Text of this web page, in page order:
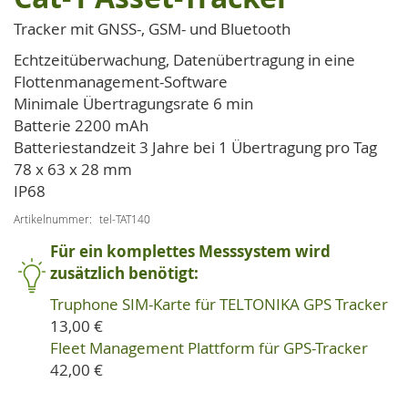
Bildgalerie
Tracker mit GNSS-, GSM- und Bluetooth
Echtzeitüberwachung, Datenübertragung in eine
Flottenmanagement-Software
Minimale Übertragungsrate 6 min
Batterie 2200 mAh
Batteriestandzeit 3 Jahre bei 1 Übertragung pro Tag
78 x 63 x 28 mm
IP68
Artikelnummer tel-TAT140
Für ein komplettes Messsystem wird
zusätzlich benötigt:
Truphone SIM-Karte für TELTONIKA GPS Tracker
13,00 €
Fleet Management Plattform für GPS-Tracker
42,00 €